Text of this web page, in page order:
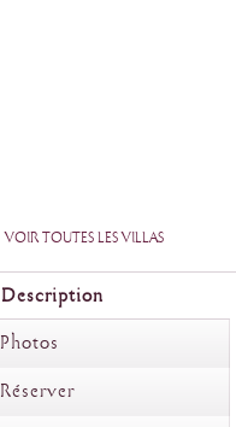
VOIR TOUTES LES VILLAS
Description
Photos
Réserver